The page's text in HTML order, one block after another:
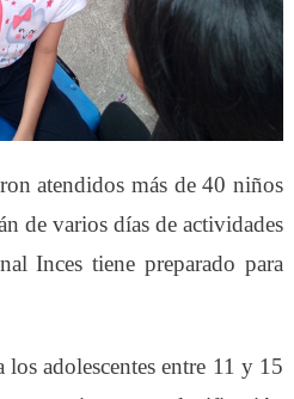
atendidos más de 40 niños
de varios días de actividades
Inces tiene preparado para
los adolescentes entre 11 y 15